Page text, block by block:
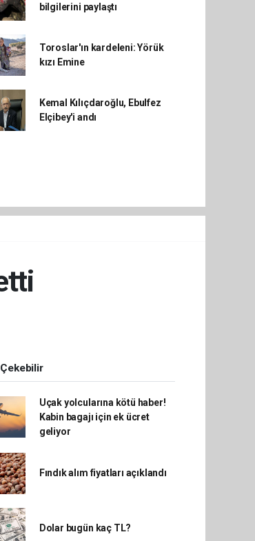
bilgilerini paylaştı
Toroslar'ın kardeleni: Yörük
kızı Emine
Kemal Kılıçdaroğlu, Ebulfez
Elçibey'i andı
Uçak yolcularına kötü haber!
Kabin bagajı için ek ücret
geliyor
Fındık alım fiyatları açıklandı
Dolar bugün kaç TL?